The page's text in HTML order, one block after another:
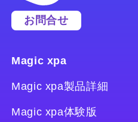
お問合せ
Magic xpa
Magic xpa製品詳細
Magic xpa体験版